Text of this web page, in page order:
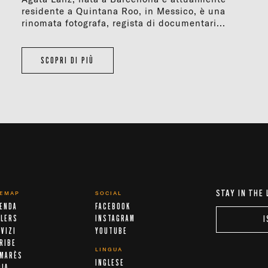
residente a Quintana Roo, in Messico, è una
rinomata fotografa, regista di documentari...
SCOPRI DI PIÙ
SOCIAL
FACEBOOK
INSTAGRAM
YOUTUBE
LINGUA
INGLESE
STAY IN THE